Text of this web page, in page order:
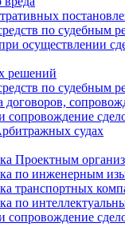
по судебным
осуществлении
решений
по судебным
договоров,
сопровождение
судах
Проектным
по инженерным
транспортных
по
сопровождение